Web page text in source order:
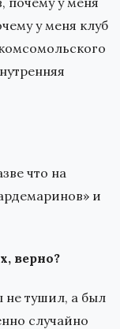
у меня клуб
что на
и
верно?
не тушил, а был
случайно